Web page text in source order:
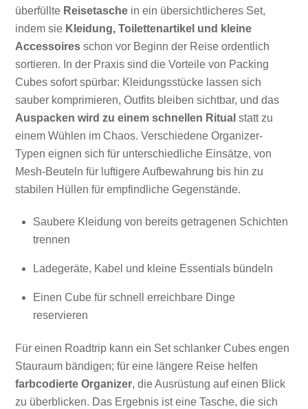
überfüllte Reisetasche in ein übersichtlicheres Set,
indem sie Kleidung, Toilettenartikel und kleine
Accessoires schon vor Beginn der Reise ordentlich
sortieren. In der Praxis sind die Vorteile von Packing
Cubes sofort spürbar: Kleidungsstücke lassen sich
sauber komprimieren, Outfits bleiben sichtbar, und das
Auspacken wird zu einem schnellen Ritual statt zu
einem Wühlen im Chaos. Verschiedene Organizer-
Typen eignen sich für unterschiedliche Einsätze, von
Mesh-Beuteln für luftigere Aufbewahrung bis hin zu
stabilen Hüllen für empfindliche Gegenstände.
Saubere Kleidung von bereits getragenen Schichten
trennen
Ladegeräte, Kabel und kleine Essentials bündeln
Einen Cube für schnell erreichbare Dinge
reservieren
Für einen Roadtrip kann ein Set schlanker Cubes engen
Stauraum bändigen; für eine längere Reise helfen
farbcodierte Organizer, die Ausrüstung auf einen Blick
zu überblicken. Das Ergebnis ist eine Tasche, die sich